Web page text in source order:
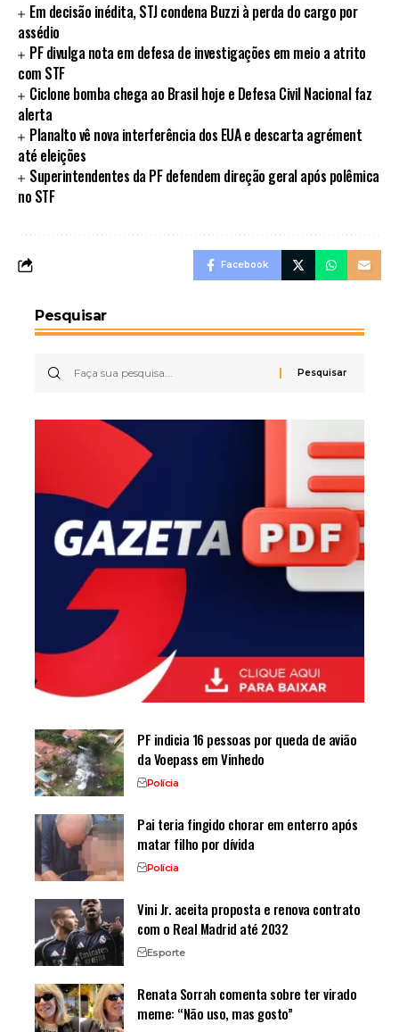
Em decisão inédita, STJ condena Buzzi à perda do cargo por
assédio
PF divulga nota em defesa de investigações em meio a atrito
com STF
Ciclone bomba chega ao Brasil hoje e Defesa Civil Nacional faz
alerta
Planalto vê nova interferência dos EUA e descarta agrément
até eleições
Superintendentes da PF defendem direção geral após polêmica
no STF
Facebook
Pesquisar
PF indicia 16 pessoas por queda de avião
da Voepass em Vinhedo
Polícia
Pai teria fingido chorar em enterro após
matar filho por dívida
Polícia
Vini Jr. aceita proposta e renova contrato
com o Real Madrid até 2032
Esporte
Renata Sorrah comenta sobre ter virado
meme: “Não uso, mas gosto”